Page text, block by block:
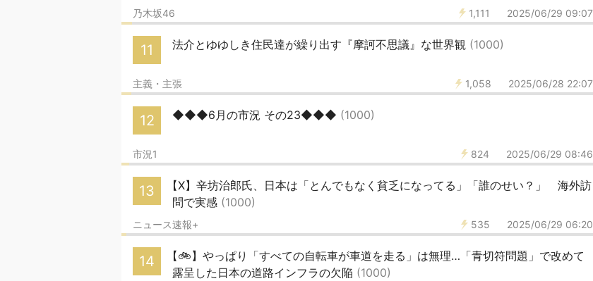
1,111 2025/06/29 09:07
乃木坂46
11 法介とゆゆしき住民達が繰り出す『摩訶不思議』な世界観 (1000)
1,058 2025/06/28 22:07
主義・主張
12 ◆◆◆6月の市況 その23◆◆◆ (1000)
824 2025/06/29 08:46
市況1
13
【X】辛坊治郎氏、日本は「とんでもなく貧乏になってる」「誰のせい？」 海外訪
問で実感 (1000)
535 2025/06/29 06:20
ニュース速報+
14
【🚲】やっぱり「すべての自転車が車道を走る」は無理…「青切符問題」で改めて
露呈した日本の道路インフラの欠陥 (1000)